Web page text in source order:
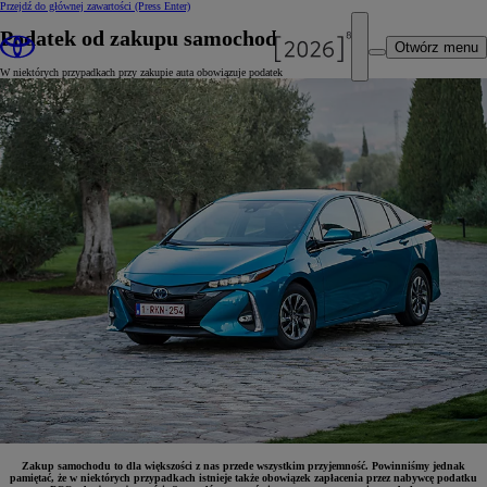
Przejdź do głównej zawartości (Press Enter)
Otwórz menu
Podatek od zakupu samochodu - PCC
W niektórych przypadkach przy zakupie auta obowiązuje podatek
Zakup samochodu to dla większości z nas przede wszystkim przyjemność. Powinniśmy jednak
pamiętać, że w niektórych przypadkach istnieje także obowiązek zapłacenia przez nabywcę podatku